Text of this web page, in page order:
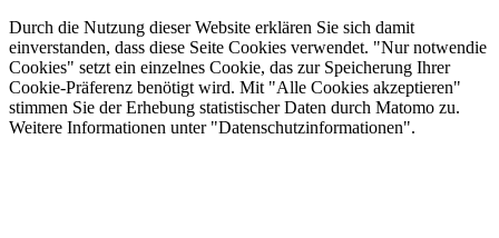
Durch die Nutzung dieser Website erklären Sie sich damit
einverstanden, dass diese Seite Cookies verwendet. "Nur notwendie
Cookies" setzt ein einzelnes Cookie, das zur Speicherung Ihrer
Cookie-Präferenz benötigt wird. Mit "Alle Cookies akzeptieren"
stimmen Sie der Erhebung statistischer Daten durch Matomo zu.
Weitere Informationen unter "Datenschutzinformationen".